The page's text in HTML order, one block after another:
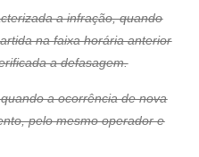
a infração, quando
na faixa horária anterior
a defasagem.
a ocorrência de nova
pelo mesmo operador e